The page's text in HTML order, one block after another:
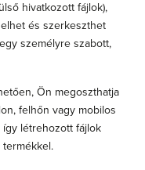
hivatkozott fájlok),
és szerkeszthet
személyre szabott,
Ön megoszthatja
felhőn vagy mobilos
létrehozott fájlok